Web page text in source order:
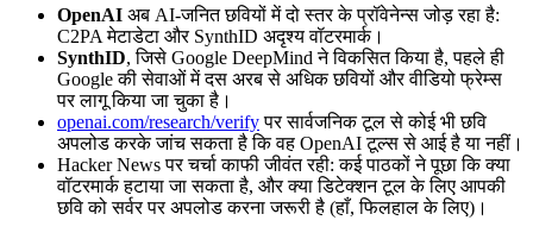
OpenAI अब AI-जनित छवियों में दो स्तर के प्रॉवेनेन्स जोड़ रहा है:
C2PA मेटाडेटा और SynthID अदृश्य वॉटरमार्क।
SynthID, जिसे Google DeepMind ने विकसित किया है, पहले ही
Google की सेवाओं में दस अरब से अधिक छवियों और वीडियो फ्रेम्स
पर लागू किया जा चुका है।
openai.com/research/verifyपर सार्वजनिक टूल से कोई भी छवि
अपलोड करके जांच सकता है कि वह OpenAI टूल्स से आई है या नहीं।
Hacker News पर चर्चा काफी जीवंत रही: कई पाठकों ने पूछा कि क्या
वॉटरमार्क हटाया जा सकता है, और क्या डिटेक्शन टूल के लिए आपकी
छवि को सर्वर पर अपलोड करना जरूरी है (हाँ, फिलहाल के लिए)।